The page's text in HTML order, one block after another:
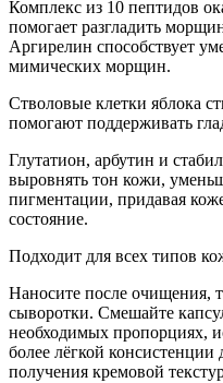
Комплекс из 10 пептидов
помогает разгладить
Аргирелин способствует
мимических морщин.
Стволовые клетки яблока
помогают поддерживать
Глутатион, арбутин и
выровнять тон кожи,
пигментации, придавая
состояние.
Подходит для всех типов
Наносите после очищения,
сыворотки. Смешайте
необходимых пропорциях,
более лёгкой консистенции
получения кремовой